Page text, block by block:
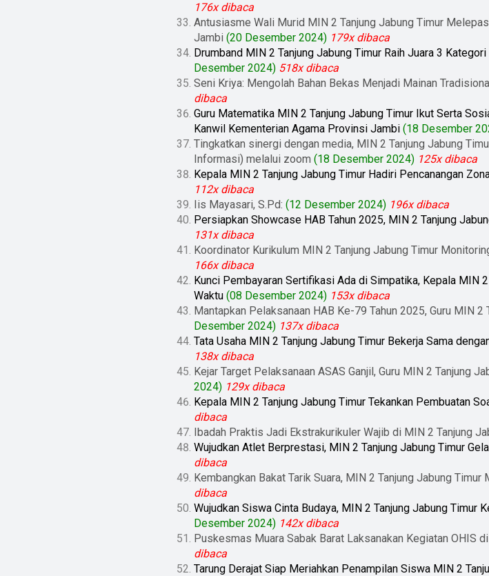
176x dibaca
Antusiasme Wali Murid MIN 2 Tanjung Jabung Timur
Jambi (20 Desember 2024) 179x dibaca
Drumband MIN 2 Tanjung Jabung Timur Raih Juara 3
Desember 2024) 518x dibaca
Seni Kriya: Mengolah Bahan Bekas Menjadi Mainan
dibaca
Guru Matematika MIN 2 Tanjung Jabung Timur Ikut Serta
Kanwil Kementerian Agama Provinsi Jambi (18 Desember
Tingkatkan sinergi dengan media, MIN 2 Tanjung Jabung
Informasi) melalui zoom (18 Desember 2024) 125x dibaca
Kepala MIN 2 Tanjung Jabung Timur Hadiri Pencanangan
112x dibaca
Iis Mayasari, S.Pd: (12 Desember 2024) 196x dibaca
Persiapkan Showcase HAB Tahun 2025, MIN 2 Tanjung
131x dibaca
Koordinator Kurikulum MIN 2 Tanjung Jabung Timur
166x dibaca
Kunci Pembayaran Sertifikasi Ada di Simpatika, Kepala MIN
Waktu (08 Desember 2024) 153x dibaca
Mantapkan Pelaksanaan HAB Ke-79 Tahun 2025, Guru MIN
Desember 2024) 137x dibaca
Tata Usaha MIN 2 Tanjung Jabung Timur Bekerja Sama
138x dibaca
Kejar Target Pelaksanaan ASAS Ganjil, Guru MIN 2 Tanjung
2024) 129x dibaca
Kepala MIN 2 Tanjung Jabung Timur Tekankan Pembuatan
dibaca
Ibadah Praktis Jadi Ekstrakurikuler Wajib di MIN 2 Tanjung
Wujudkan Atlet Berprestasi, MIN 2 Tanjung Jabung Timur
dibaca
Kembangkan Bakat Tarik Suara, MIN 2 Tanjung Jabung Timur
dibaca
Wujudkan Siswa Cinta Budaya, MIN 2 Tanjung Jabung Timur
Desember 2024) 142x dibaca
Puskesmas Muara Sabak Barat Laksanakan Kegiatan OHIS
dibaca
Tarung Derajat Siap Meriahkan Penampilan Siswa MIN 2